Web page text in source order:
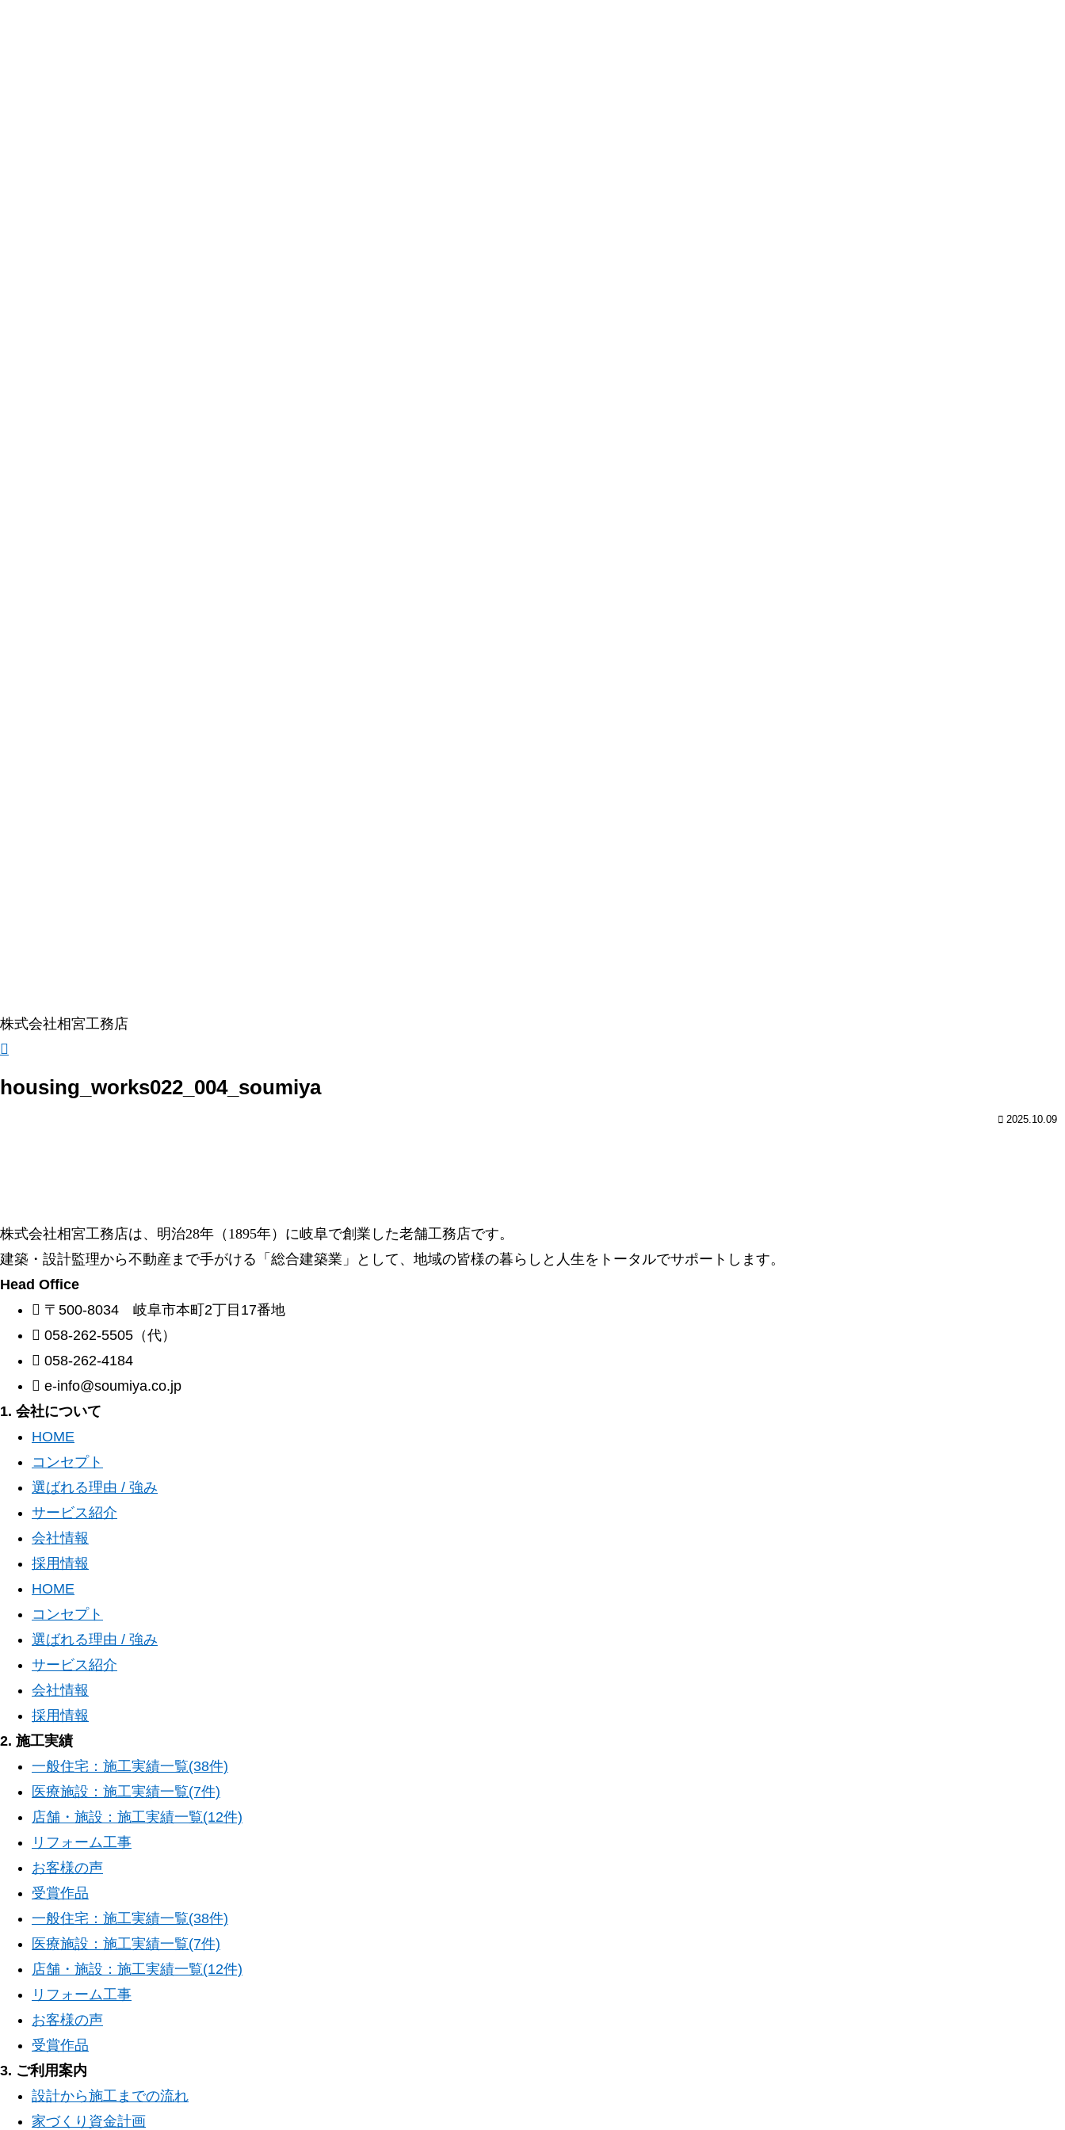
株式会社相宮工務店
housing_works022_004_soumiya
2025.10.09
株式会社相宮工務店は、 明治28年（1895年）に岐阜で創業した老舗工務店です。
建築・設計監理から不動産まで手がける「総合建築業」として、地域の皆様の暮らしと人生をトータルでサポートします。
Head Office
〒500-8034 岐阜市本町2丁目17番地
058-262-5505（代）
058-262-4184
e-info@soumiya.co.jp
1. 会社について
HOME
コンセプト
選ばれる理由 / 強み
サービス紹介
会社情報
採用情報
HOME
コンセプト
選ばれる理由 / 強み
サービス紹介
会社情報
採用情報
2. 施工実績
一般住宅：施工実績一覧(38件)
医療施設：施工実績一覧(7件)
店舗・施設：施工実績一覧(12件)
リフォーム工事
お客様の声
受賞作品
一般住宅：施工実績一覧(38件)
医療施設：施工実績一覧(7件)
店舗・施設：施工実績一覧(12件)
リフォーム工事
お客様の声
受賞作品
3. ご利用案内
設計から施工までの流れ
家づくり資金計画